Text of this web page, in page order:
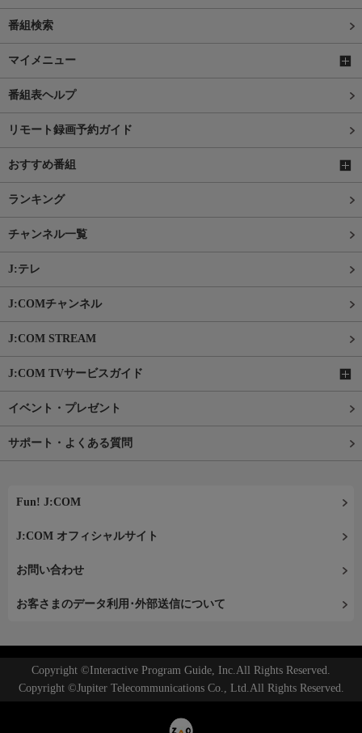
番組検索
マイメニュー
番組表ヘルプ
リモート録画予約ガイド
おすすめ番組
ランキング
チャンネル一覧
J:テレ
J:COMチャンネル
J:COM STREAM
J:COM TVサービスガイド
イベント・プレゼント
サポート・よくある質問
Fun! J:COM
J:COM オフィシャルサイト
お問い合わせ
お客さまのデータ利用･外部送信について
Copyright ©Interactive Program Guide, Inc.All Rights Reserved.
Copyright ©Jupiter Telecommunications Co., Ltd.All Rights Reserved.